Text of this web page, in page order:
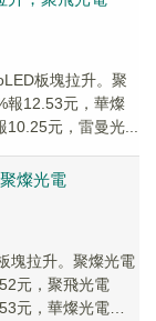
板塊拉升。聚
報12.53元，華燦
元，雷曼光...
燦光電
塊拉升。聚燦光電
元，聚飛光電
元，華燦光電